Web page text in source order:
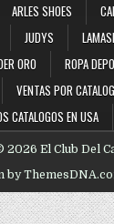
ARLES SHOES
JUDYS
ORO ROPA
VENTAS POR
CATALOGOS EN USA
El Club Del
by